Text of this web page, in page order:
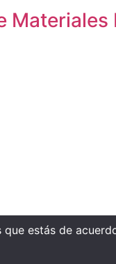
Materiales
estás de